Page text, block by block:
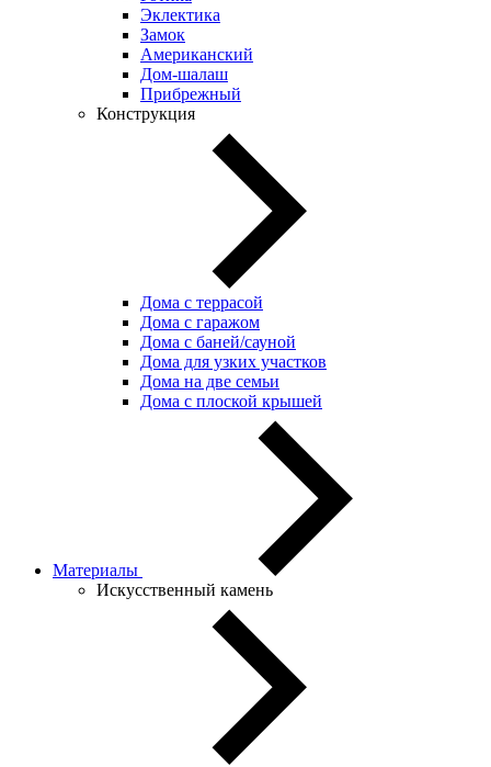
Эклектика
Замок
Американский
Дом-шалаш
Прибрежный
Конструкция
Дома с террасой
Дома с гаражом
Дома с баней/сауной
Дома для узких участков
Дома на две семьи
Дома с плоской крышей
Материалы
Искусственный камень